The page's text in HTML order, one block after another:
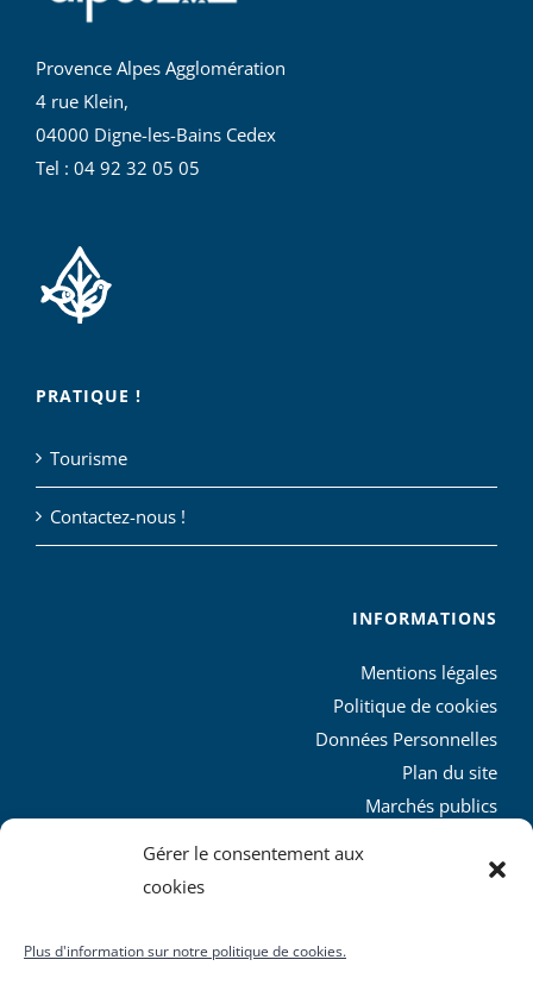
Gérer le consentement aux
cookies
Plus d'information sur notre politique de cookies.
Provence Alpes Agglomération
4 rue Klein,
04000 Digne-les-Bains Cedex
Tel : 04 92 32 05 05
PRATIQUE !
Tourisme
Contactez-nous !
INFORMATIONS
Mentions légales
Politique de cookies
Données Personnelles
Plan du site
Marchés publics
L’agglo recrute